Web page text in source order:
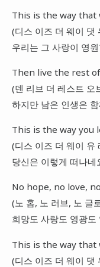
This is the way
(디스 이즈 더 웨이 댓
우리는 그 사랑이 영
Then live the rest
(덴 리브 더 레스트 오
하지만 남은 인생은
This is the way
(디스 이즈 더 웨이 유
당신은 이렇게 떠나
No hope, no love,
(노 홉, 노 러브, 노 글
희망도 사랑도 영광
This is the way
(디스 이즈 더 웨이 댓